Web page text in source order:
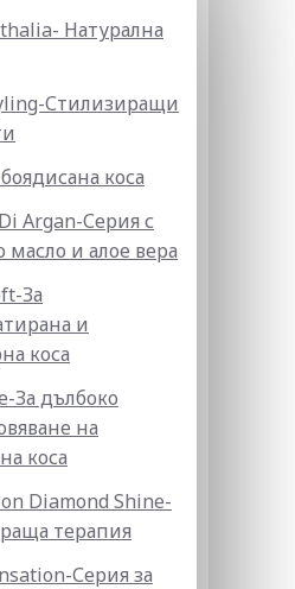
Натурална
Стилизиращи
коса
Argan-Серия с
масло и алое вера
За
и
коса
За дълбоко
на
коса
Diamond Shine-
терапия
Серия за